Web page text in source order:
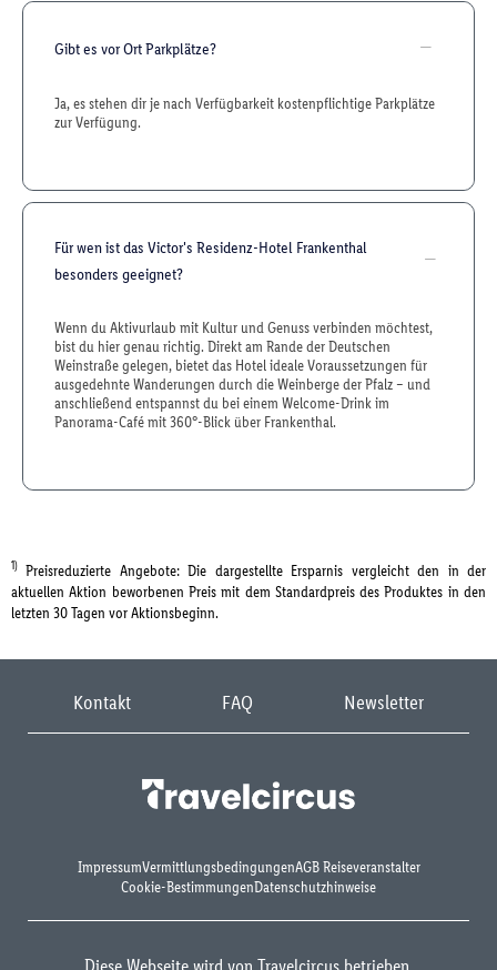
Gibt es vor Ort Parkplätze?
Ja, es stehen dir je nach Verfügbarkeit kostenpflichtige Parkplätze
zur Verfügung.
Für wen ist das Victor's Residenz-Hotel Frankenthal
besonders geeignet?
Wenn du Aktivurlaub mit Kultur und Genuss verbinden möchtest,
bist du hier genau richtig. Direkt am Rande der Deutschen
Weinstraße gelegen, bietet das Hotel ideale Voraussetzungen für
ausgedehnte Wanderungen durch die Weinberge der Pfalz – und
anschließend entspannst du bei einem Welcome-Drink im
Panorama-Café mit 360°-Blick über Frankenthal.
1) Preisreduzierte Angebote: Die dargestellte Ersparnis vergleicht den in der
aktuellen Aktion beworbenen Preis mit dem Standardpreis des Produktes in den
letzten 30 Tagen vor Aktionsbeginn.
Kontakt FAQ Newsletter
ImpressumVermittlungsbedingungenAGB Reiseveranstalter
Cookie-BestimmungenDatenschutzhinweise